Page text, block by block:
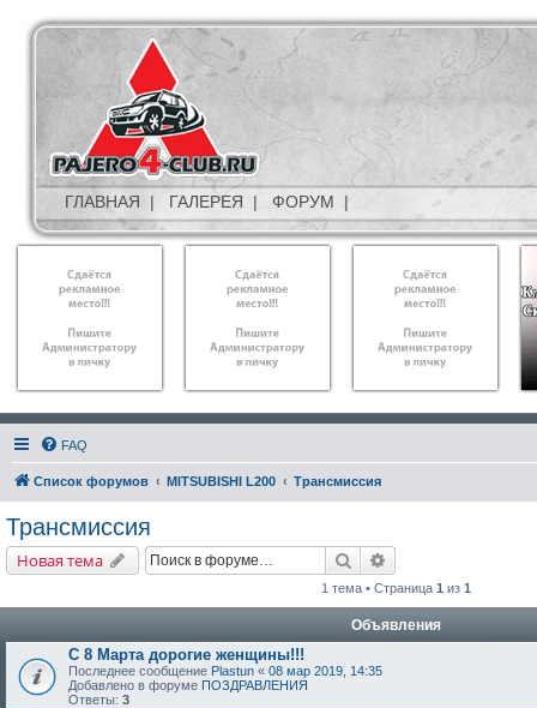
ГЛАВНАЯ | ГАЛЕРЕЯ | ФОРУМ |
FAQ
Список форумов MITSUBISHI L200 Трансмиссия
Трансмиссия
Новая тема Поиск
1 тема • Страница 1 из 1
Объявления
С 8 Марта дорогие женщины!!!
Последнее сообщение Plastun « 08 мар 2019, 14:35
Добавлено в форуме ПОЗДРАВЛЕНИЯ
Ответы: 3